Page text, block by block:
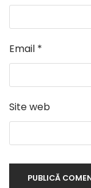
Email *
Site web